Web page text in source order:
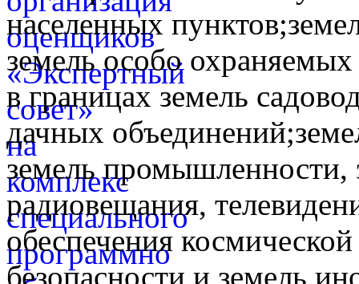
населенных
земель особо
в границах земель
дачных
земель промышленности,
радиовещания,
обеспечения
безопасности и земель